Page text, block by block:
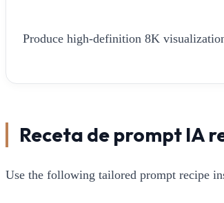
Produce high-definition 8K
Receta de prompt IA
Use the following tailored prompt recipe